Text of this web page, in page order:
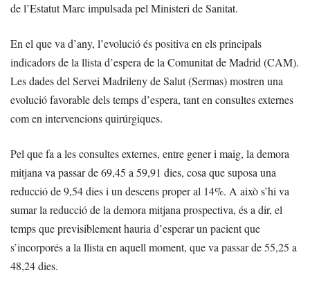
de l’Estatut Marc impulsada pel Ministeri de Sanitat.
En el que va d’any, l’evolució és positiva en els principals
indicadors de la llista d’espera de la Comunitat de Madrid (CAM).
Les dades del Servei Madrileny de Salut (Sermas) mostren una
evolució favorable dels temps d’espera, tant en consultes externes
com en intervencions quirúrgiques.
Pel que fa a les consultes externes, entre gener i maig, la demora
mitjana va passar de 69,45 a 59,91 dies, cosa que suposa una
reducció de 9,54 dies i un descens proper al 14%. A això s’hi va
sumar la reducció de la demora mitjana prospectiva, és a dir, el
temps que previsiblement hauria d’esperar un pacient que
s’incorporés a la llista en aquell moment, que va passar de 55,25 a
48,24 dies.